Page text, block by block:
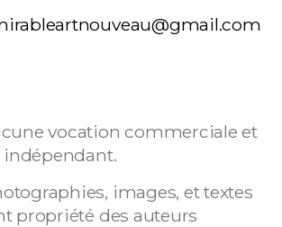
vocation commerciale et
images, et textes
propriété des auteurs